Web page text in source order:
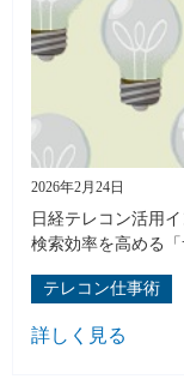
2026年2月24日
日経テレコン活用イ
検索効率を高める「
テレコン仕事術
詳しく見る